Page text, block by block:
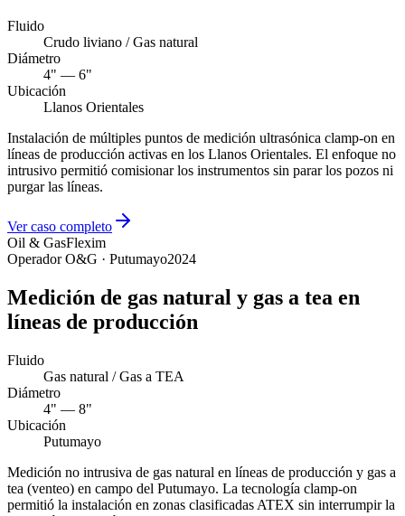
Fluido
Crudo liviano / Gas natural
Diámetro
4" — 6"
Ubicación
Llanos Orientales
Instalación de múltiples puntos de medición ultrasónica clamp-on en
líneas de producción activas en los Llanos Orientales. El enfoque no
intrusivo permitió comisionar los instrumentos sin parar los pozos ni
purgar las líneas.
Ver caso completo
Oil & GasFlexim
Operador O&G · Putumayo2024
Medición de gas natural y gas a tea en
líneas de producción
Fluido
Gas natural / Gas a TEA
Diámetro
4" — 8"
Ubicación
Putumayo
Medición no intrusiva de gas natural en líneas de producción y gas a
tea (venteo) en campo del Putumayo. La tecnología clamp-on
permitió la instalación en zonas clasificadas ATEX sin interrumpir la